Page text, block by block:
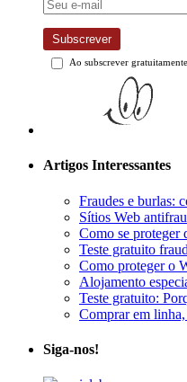
Subscrever
Ao subscrever
Artigos Interessantes
Fraudes e burlas:
Sítios Web
Como se proteger
Teste gratuito
Como proteger o
Alojamento
Teste gratuito:
Comprar em linha,
Siga-nos!